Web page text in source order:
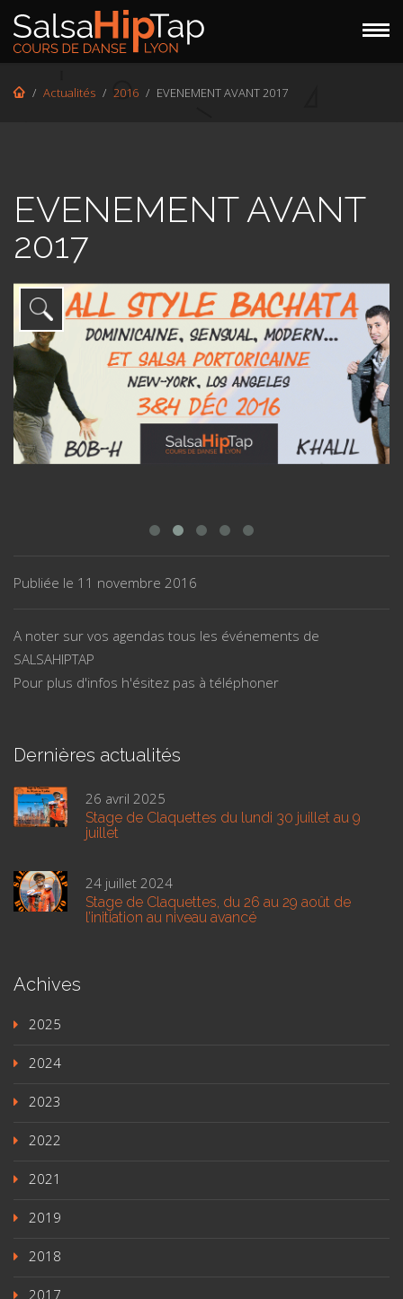
VALSUN
CLAQUETTES
HIP-HOP/STREET JAZZ
PLANNING
TARIFS
Actualités 2016 EVENEMENT AVANT 2017
EVENEMENT AVANT
2017
Publiée le 11 novembre 2016
A noter sur vos agendas tous les événements de
SALSAHIPTAP
Pour plus d'infos h'ésitez pas à téléphoner
Dernières actualités
26 avril 2025
Stage de Claquettes du lundi 30 juillet au 9
juillet
24 juillet 2024
Stage de Claquettes, du 26 au 29 août de
l’initiation au niveau avancé
Achives
2025
2024
2023
2022
2021
2019
2018
2017